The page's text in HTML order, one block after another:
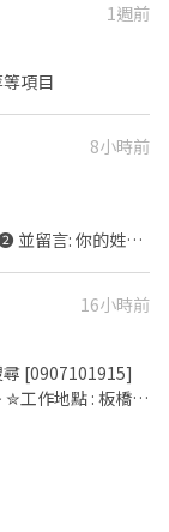
】時新$295/367➜
•°•─────•
搭到積穗走
鎖螺絲組裝、檢
勞工體檢 【休假】
薪】每月10號
有福利
％ ➋到職滿3個
天‼️排休制非週休
常當月時數達
新北市板橋區環
lin.ee/26fjDqN
安排▫️▪️
騙┃⭕️免費諮詢
1週前
項目
8小時前
配送速度快、收
16小時前